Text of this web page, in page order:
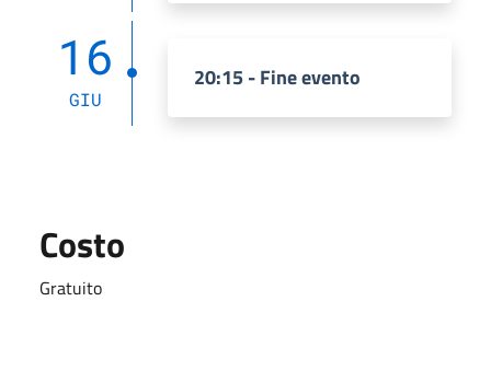
16
GIU
20:15 - Fine evento
Costo
Gratuito